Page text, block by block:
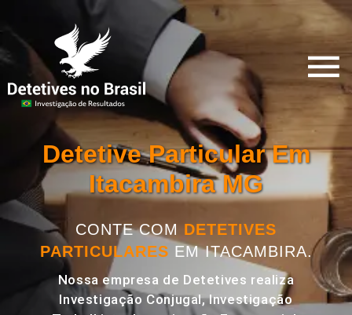
Detetive Particular Em
Itacambira MG
CONTE COM DETETIVES
PARTICULARES EM ITACAMBIRA.
Nossa empresa de Detetives realiza
Investigação Conjugal, Investigação